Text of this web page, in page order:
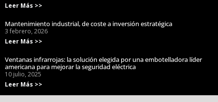
Leer Más >>
Mantenimiento industrial, de coste a inversión estratégica
3 febrero, 2026
Leer Más >>
Ventanas infrarrojas: la solución elegida por una embotelladora líder
americana para mejorar la seguridad eléctrica
10 julio, 2025
Leer Más >>